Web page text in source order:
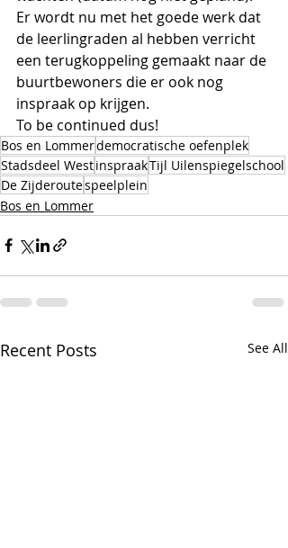
Er wordt nu met het goede werk dat
de leerlingraden al hebben verricht
een terugkoppeling gemaakt naar de
buurtbewoners die er ook nog
inspraak op krijgen.
To be continued dus!
Bos en Lommerdemocratische oefenplek
Stadsdeel WestinspraakTijl Uilenspiegelschool
De Zijderoutespeelplein
Bos en Lommer
Recent Posts See All